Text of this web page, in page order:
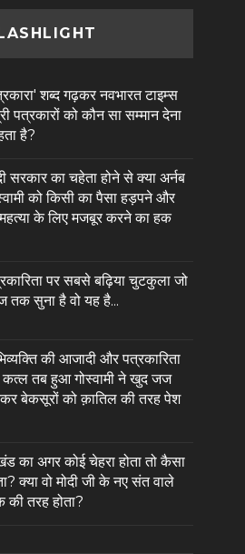
शब्द गढ़कर नवभारत टाइम्स
पत्रकारों को कौन सा सम्मान देना
है?
सरकार का चहेता होने से क्या अर्नब
को किसी का पैसा हड़पने और
के लिए मजबूर करने का हक
पर सबसे बढ़िया चुटकुला जो
तक सुना है वो यह है...
की आजादी और पत्रकारिता
कत्ल तब हुआ गोस्वामी ने खुद जज
बेकसूरों को क़ातिल की तरह पेश
का अगर कोई चेहरा होता तो कैसा
क्या वो मोदी जी के नए संत वाले
की तरह होता?